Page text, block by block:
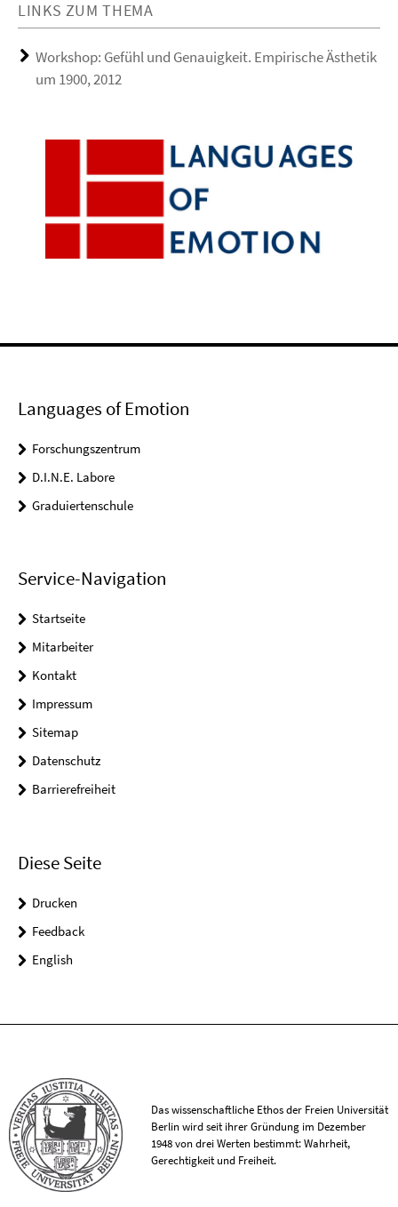
LINKS ZUM THEMA
Workshop: Gefühl und Genauigkeit. Empirische Ästhetik
um 1900, 2012
Languages of Emotion
Forschungszentrum
D.I.N.E. Labore
Graduiertenschule
Service-Navigation
Startseite
Mitarbeiter
Kontakt
Impressum
Sitemap
Datenschutz
Barrierefreiheit
Diese Seite
Drucken
Feedback
English
Das wissenschaftliche Ethos der Freien Universität
Berlin wird seit ihrer Gründung im Dezember
1948 von drei Werten bestimmt: Wahrheit,
Gerechtigkeit und Freiheit.